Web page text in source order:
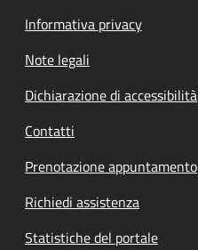
Informativa privacy
Note legali
Dichiarazione di accessibilità
Contatti
Prenotazione appuntamento
Richiedi assistenza
Statistiche del portale